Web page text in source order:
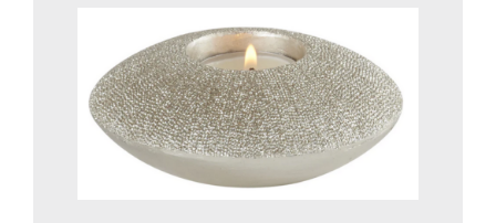
SELECT OPTIONS /
DÉTAILS